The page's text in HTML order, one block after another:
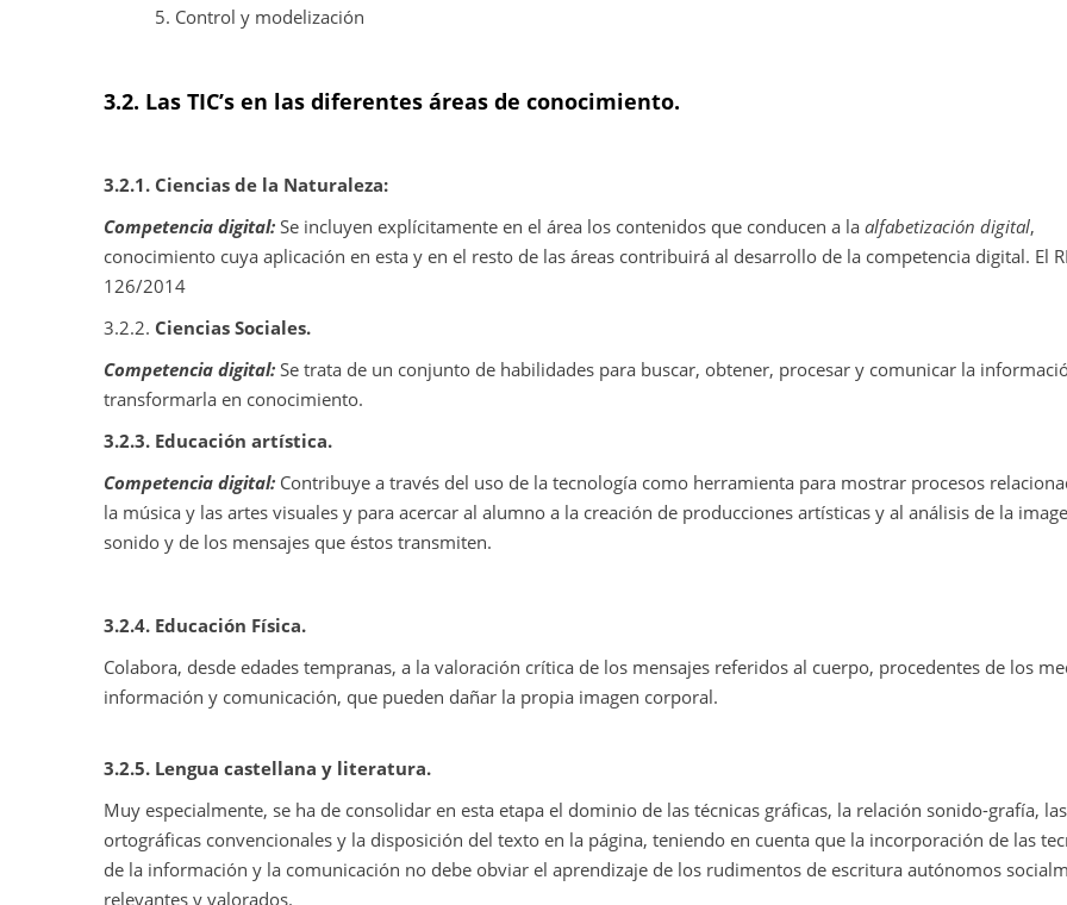
Control y modelización
3.2. Las TIC’s en las diferentes áreas de conocimiento.
3.2.1. Ciencias de la Naturaleza:
Competencia digital: Se incluyen explícitamente en el área los contenidos que conducen a la alfabetización digital,
conocimiento cuya aplicación en esta y en el resto de las áreas contribuirá al desarrollo de la competencia digital. El
126/2014
3.2.2. Ciencias Sociales.
Competencia digital: Se trata de un conjunto de habilidades para buscar, obtener, procesar y comunicar la
transformarla en conocimiento.
3.2.3. Educación artística.
Competencia digital: Contribuye a través del uso de la tecnología como herramienta para mostrar procesos
la música y las artes visuales y para acercar al alumno a la creación de producciones artísticas y al análisis de la
sonido y de los mensajes que éstos transmiten.
3.2.4. Educación Física.
Colabora, desde edades tempranas, a la valoración crítica de los mensajes referidos al cuerpo, procedentes de los
información y comunicación, que pueden dañar la propia imagen corporal.
3.2.5. Lengua castellana y literatura.
Muy especialmente, se ha de consolidar en esta etapa el dominio de las técnicas gráficas, la relación sonido-grafía,
ortográficas convencionales y la disposición del texto en la página, teniendo en cuenta que la incorporación de las
de la información y la comunicación no debe obviar el aprendizaje de los rudimentos de escritura autónomos
relevantes y valorados.